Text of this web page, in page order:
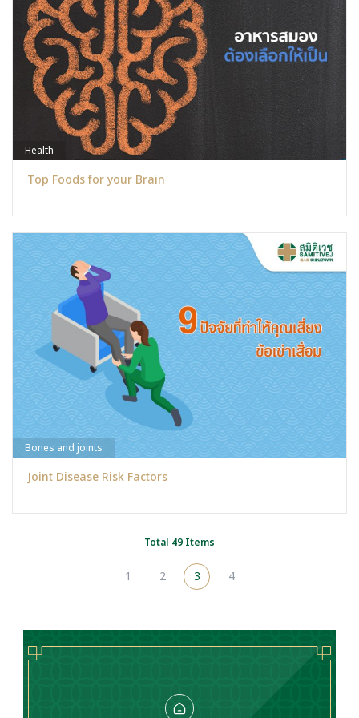
Health
Top Foods for your Brain
Bones and joints
Joint Disease Risk Factors
Total 49 Items
1 2 3 4